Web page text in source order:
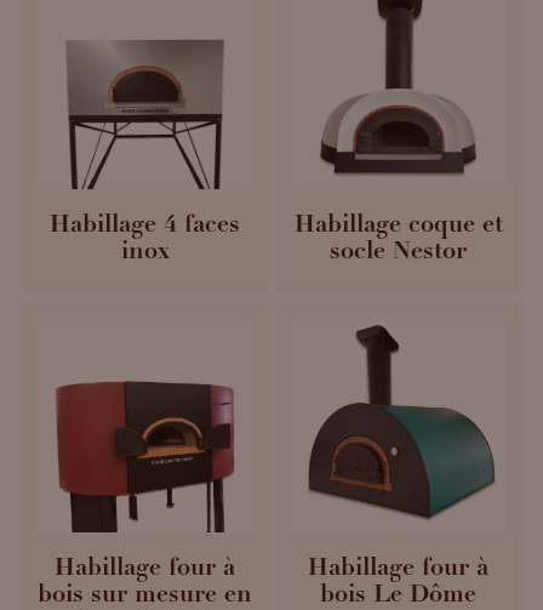
Habillage 4 faces
inox
Habillage coque et
socle Nestor
Habillage four à
bois sur mesure en
Habillage four à
bois Le Dôme